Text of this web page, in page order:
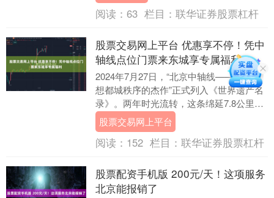
阅读： 63 栏目： 联华证券股票杠杆
股票交易网上平台 优惠享不停！凭中
轴线点位门票来东城享专属福利
2024年7月27日，“北京中轴线——中国理
想都城秩序的杰作”正式列入《世界遗产名
录》。两年时光流转，这条绵延7.8公里的
“古都之脊”不仅作为世界文化遗产璀璨夺....
股票交易网上平台
阅读： 152 栏目： 联华证券股票杠杆
股票配资手机版 200元/天！这项服务
北京能报销了